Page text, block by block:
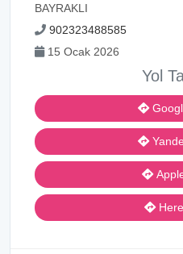
BAYRAKLI
902323488585
15 Ocak 2026
Yol